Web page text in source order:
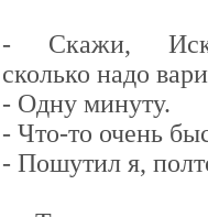
- Скажи,
сколько надо
- Одну минуту.
- Что-то очень
- Пошутил я,